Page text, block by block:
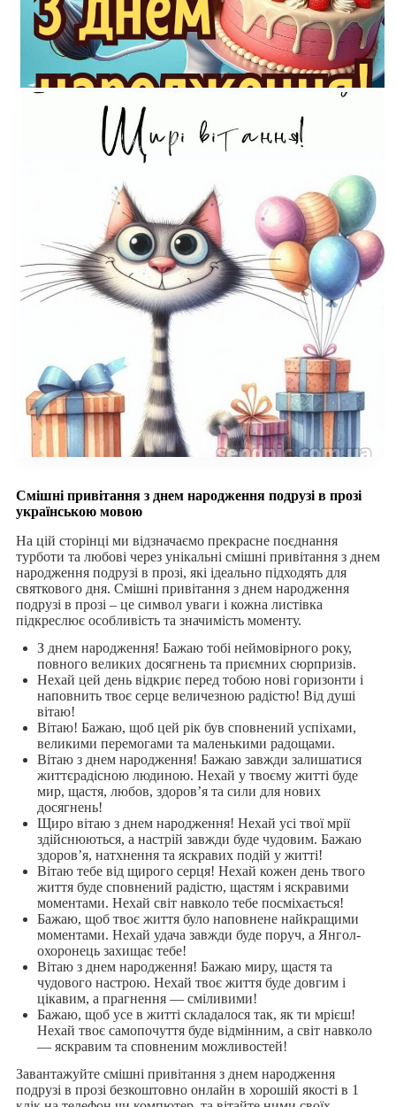
Смішні привітання з днем народження подрузі в прозі
українською мовою
На цій сторінці ми відзначаємо прекрасне поєднання
турботи та любові через унікальні смішні привітання з днем
народження подрузі в прозі, які ідеально підходять для
святкового дня. Смішні привітання з днем народження
подрузі в прозі – це символ уваги і кожна листівка
підкреслює особливість та значимість моменту.
З днем народження! Бажаю тобі неймовірного року,
повного великих досягнень та приємних сюрпризів.
Нехай цей день відкриє перед тобою нові горизонти і
наповнить твоє серце величезною радістю! Від душі
вітаю!
Вітаю! Бажаю, щоб цей рік був сповнений успіхами,
великими перемогами та маленькими радощами.
Вітаю з днем народження! Бажаю завжди залишатися
життєрадісною людиною. Нехай у твоєму житті буде
мир, щастя, любов, здоров’я та сили для нових
досягнень!
Щиро вітаю з днем народження! Нехай усі твої мрії
здійснюються, а настрій завжди буде чудовим. Бажаю
здоров’я, натхнення та яскравих подій у житті!
Вітаю тебе від щирого серця! Нехай кожен день твого
життя буде сповнений радістю, щастям і яскравими
моментами. Нехай світ навколо тебе посміхається!
Бажаю, щоб твоє життя було наповнене найкращими
моментами. Нехай удача завжди буде поруч, а Янгол-
охоронець захищає тебе!
Вітаю з днем народження! Бажаю миру, щастя та
чудового настрою. Нехай твоє життя буде довгим і
цікавим, а прагнення — сміливими!
Бажаю, щоб усе в житті складалося так, як ти мрієш!
Нехай твоє самопочуття буде відмінним, а світ навколо
— яскравим та сповненим можливостей!
Завантажуйте смішні привітання з днем народження
подрузі в прозі безкоштовно онлайн в хорошій якості в 1